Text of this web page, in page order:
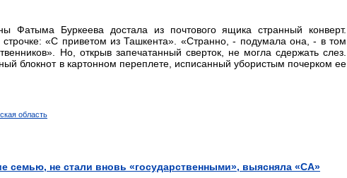
Фатыма Буркеева достала из почтового ящика странный конверт.
«С приветом из Ташкента». «Странно, - подумала она, - в том
Но, открыв запечатанный сверток, не могла сдержать слез.
блокнот в картонном переплете, исписанный убористым почерком ее
область
семью, не стали вновь «государственными», выясняла «СА»